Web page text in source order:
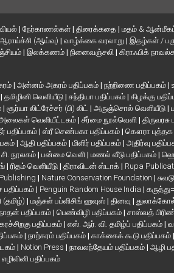
| நேர்காணல்கள் | திரைக்கதை | மதம் &
ஆராய்ச்சி (ஆய்வு) | வாழ்க்கை வரலாறு | இதழ்கள் /
| இலக்கணம் | நினைவஞ்சலி | கிராஃபிக்
| அன்னம் அகரம் பதிப்பகம் | நற்றிணை பதிப்பகம் |
| தமிழினி வெளியீடு | சந்தியா பதிப்பகம் | கிழக்கு
| சூர்யா லிட்ரேச்சர் (பி) லிட் | அருஞ்சொல் வெளியீடு |
வெளியீட்டகம்| சீர்மை நூல்வெளி | திருவரசு
பதிப்பகம் | ஸ்ரீ செண்பகா பதிப்பகம் | கௌரா
| ஆதி பதிப்பகம் | மிளிர் பதிப்பகம் | அதிர்வு
நூலகம்| பன்மை வெளி | மணல் வீடு பதிப்பகம் |
| ரிதம் வெளியீடு | திராவிடன் ஸ்டாக் | Rupa
| Nature Conservation Foundation |
| Penguin Random House India |
(தமிழ்) | மஞ்சுள் பப்ளிசிங் ஹவுஸ் | தினவு |
பதிப்பகம்| பெண்விழி பதிப்பகம் | சாஸ்வத்
பதிப்பகம்| எஸ். ஆர். வி. தமிழ்ப் பதிப்பகம் |
| நாற்கரம் பதிப்பகம் | காக்கைக் கூடு பதிப்பகம் |
| Notion Press | நாவலந்தேயம் பதிப்பகம் | ஆழி
எழிலினி பதிப்பகம்